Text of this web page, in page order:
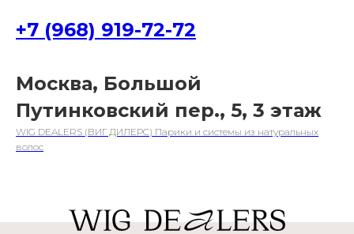
+7 (968) 919-72-72
Москва, Большой
Путинковский пер., 5, 3 этаж
WIG DEALERS (ВИГ ДИЛЕРС) Парики и системы из натуральных
волос